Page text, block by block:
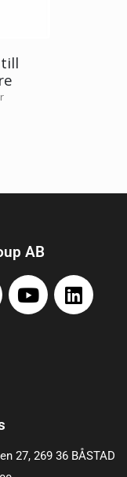
AB
27, 269 36 BÅSTAD